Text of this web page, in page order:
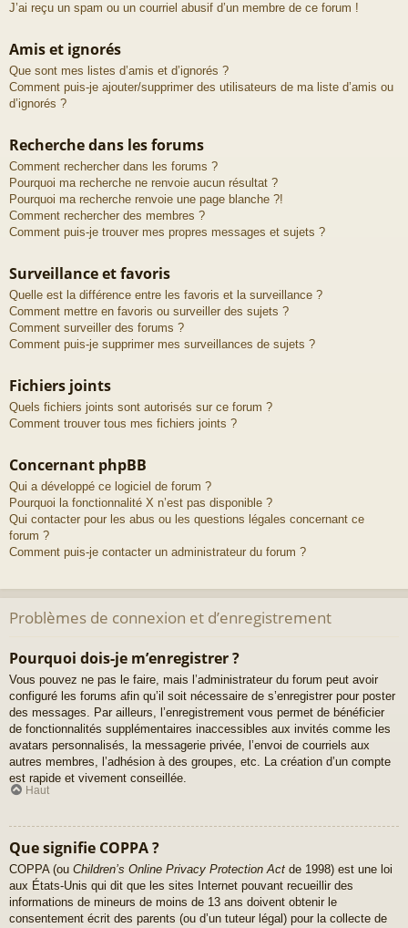
J’ai reçu un spam ou un courriel abusif d’un membre de ce forum !
Amis et ignorés
Que sont mes listes d’amis et d’ignorés ?
Comment puis-je ajouter/supprimer des utilisateurs de ma liste d’amis ou
d’ignorés ?
Recherche dans les forums
Comment rechercher dans les forums ?
Pourquoi ma recherche ne renvoie aucun résultat ?
Pourquoi ma recherche renvoie une page blanche ?!
Comment rechercher des membres ?
Comment puis-je trouver mes propres messages et sujets ?
Surveillance et favoris
Quelle est la différence entre les favoris et la surveillance ?
Comment mettre en favoris ou surveiller des sujets ?
Comment surveiller des forums ?
Comment puis-je supprimer mes surveillances de sujets ?
Fichiers joints
Quels fichiers joints sont autorisés sur ce forum ?
Comment trouver tous mes fichiers joints ?
Concernant phpBB
Qui a développé ce logiciel de forum ?
Pourquoi la fonctionnalité X n’est pas disponible ?
Qui contacter pour les abus ou les questions légales concernant ce
forum ?
Comment puis-je contacter un administrateur du forum ?
Problèmes de connexion et d’enregistrement
Pourquoi dois-je m’enregistrer ?
Vous pouvez ne pas le faire, mais l’administrateur du forum peut avoir
configuré les forums afin qu’il soit nécessaire de s’enregistrer pour poster
des messages. Par ailleurs, l’enregistrement vous permet de bénéficier
de fonctionnalités supplémentaires inaccessibles aux invités comme les
avatars personnalisés, la messagerie privée, l’envoi de courriels aux
autres membres, l’adhésion à des groupes, etc. La création d’un compte
est rapide et vivement conseillée.
Haut
Que signifie COPPA ?
COPPA (ou Children’s Online Privacy Protection Act de 1998) est une loi
aux États-Unis qui dit que les sites Internet pouvant recueillir des
informations de mineurs de moins de 13 ans doivent obtenir le
consentement écrit des parents (ou d’un tuteur légal) pour la collecte de